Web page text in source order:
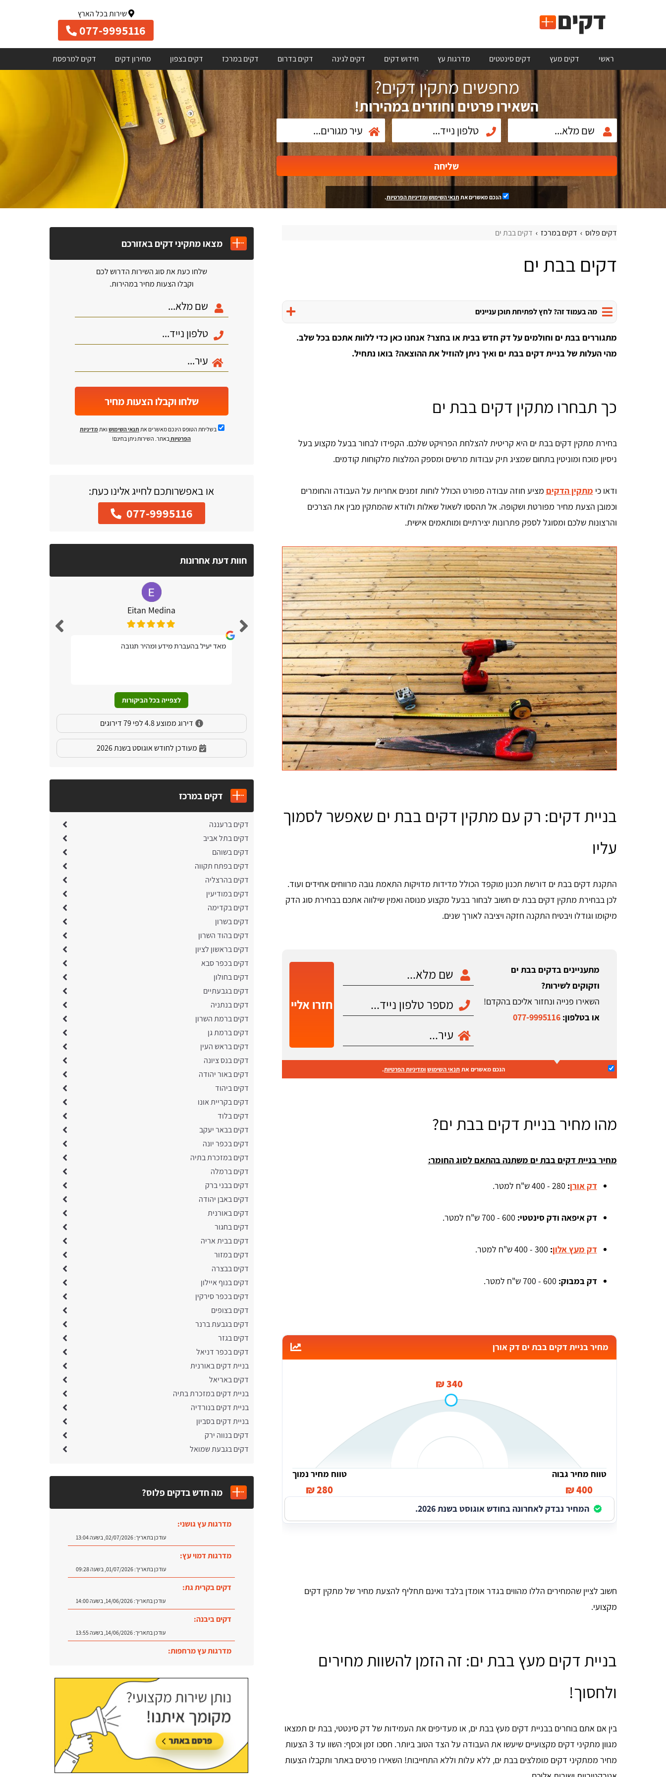
שירות בכל הארץ
077-9995116
ראשי דקים מעץ דקים סינטטים מדרגות עץ חידוש דקים דקים לגינה דקים בדרום דקים במרכז דקים בצפון מחירון דקים דקים למרפסת
מחפשים מתקין דקים?
השאירו פרטים וחוזרים במהירות!
שליחה
הנכם מאשרים את תנאי השימושומדיניות הפרטיות.
דקים פלוס דקים במרכז דקים בבת ים
דקים בבת ים
מה בעמוד זה? לחץ לפתיחת תוכן עניינים
מתגוררים בבת ים וחולמים על דק חדש בבית או בחצר? אנחנו כאן כדי ללוות אתכם בכל שלב.
מהי העלות של בניית דקים בבת ים ואיך ניתן להוזיל את ההוצאה? בואו נתחיל.
כך תבחרו מתקין דקים בבת ים
בחירת מתקין דקים בבת ים היא קריטית להצלחת הפרויקט שלכם. הקפידו לבחור בבעל מקצוע בעל
ניסיון מוכח ומוניטין בתחום שמציג תיק עבודות מרשים ומספק המלצות מלקוחות קודמים.
ודאו כי מתקין הדקים מציע חוזה עבודה מפורט הכולל לוחות זמנים אחריות על העבודה והחומרים
וכמובן הצעת מחיר מפורטת ושקופה. אל תהססו לשאול שאלות ולוודא שהמתקין מבין את הצרכים
והרצונות שלכם ומסוגל לספק פתרונות יצירתיים ומותאמים אישית.
בניית דקים: רק עם מתקין דקים בבת ים שאפשר לסמוך
עליו
התקנת דקים בבת ים דורשת תכנון מוקפד הכולל מדידות מדויקות התאמת גובה מרווחים אחידים ועוד.
לכן בבחירת מתקין דקים בבת ים חשוב לבחור בבעל מקצוע מנוסה ואמין שילווה אתכם בבחירת סוג הדק
מיקומו וגודלו ויבטיח התקנה חזקה ויציבה לאורך שנים.
מתעניינים בדקים בבת ים
וזקוקים לשירות?
השאירו פנייה ונחזור אליכם בהקדם!
או בטלפון:077-9995116
חזרו אליי
הנכם מאשרים אתתנאי השימושומדיניות הפרטיות.
מהו מחיר בניית דקים בבת ים?
מחיר בניית דקים בבת ים משתנה בהתאם לסוג החומר:
דק אורן: 280 - 400 ש"ח למטר.
דק איפאה ודק סינטטי: 600 - 700 ש"ח למטר.
דק מעץ אלון: 300 - 400 ש"ח למטר.
דק במבוק: 600 - 700 ש"ח למטר.
מחיר בניית דקים בבת ים דק אורן
340 ₪
טווח מחיר גבוה
400 ₪
טווח מחיר נמוך
280 ₪
המחיר נבדק לאחרונה בחודש אוגוסט בשנת 2026.
חשוב לציין שהמחירים הללו מהווים בגדר אומדן בלבד ואינם תחליף להצעת מחיר של מתקין דקים
מקצועי.
בניית דקים מעץ בבת ים: זה הזמן להשוות מחירים
ולחסוך!
בין אם אתם בוחרים בבניית דקים מעץ בבת ים, או מעדיפים את העמידות של דק סינטטי, בבת ים תמצאו
מגוון מתקיני דקים מקצועיים שיעשו את העבודה על הצד הטוב ביותר. חסכו זמן וכסף: השוו עד 3 הצעות
מחיר ממתקיני דקים מומלצים בבת ים, ללא עלות וללא התחייבות! השאירו פרטים באתר ותקבלו הצעות
מצאו מתקיני דקים באזורכם
שלחו כעת את סוג השירות הדרוש לכם
וקבלו הצעות מחיר במהירות.
שלחו וקבלו הצעות מחיר
בשליחת הטופס הינכם מאשרים את תנאי השימושואתמדיניות
הפרטיותבאתר. השירות ניתן בחינם!
או באפשרותכם לחייג אלינו כעת:
077-9995116
חוות דעת אחרונות
Eitan Medina
מאד יעיל בהעברת מידע ומהיר תגובה
יובל בוכריס
נגיש ברור ומסודר
Yosi Cohen
אתר נוח ברור ידידותי למשתמש
לצפייה בכל הביקורות
דירוג ממוצע 4.8 לפי 79 דירוגים
מעודכן לחודש אוגוסט בשנת 2026
דקים במרכז
דקים ברעננה
דקים בתל אביב
דקים בשוהם
דקים בפתח תקווה
דקים בהרצליה
דקים במודיעין
דקים בקדימה
דקים בשרון
דקים בהוד השרון
דקים בראשון לציון
דקים בכפר סבא
דקים בחולון
דקים בגבעתיים
דקים בנתניה
דקים ברמת השרון
דקים ברמת גן
דקים בראש העין
דקים בנס ציונה
דקים באור יהודה
דקים ביהוד
דקים בקריית אונו
דקים בלוד
דקים בבאר יעקב
דקים בכפר יונה
דקים במזכרת בתיה
דקים ברמלה
דקים בבני ברק
דקים באבן יהודה
דקים באורנית
דקים בחגור
דקים בבית אריה
דקים במזור
דקים בבצרה
דקים בנוף איילון
דקים בכפר סירקין
דקים בצופים
דקים בגבעת ברנר
דקים בגזר
דקים בכפר דניאל
בניית דקים באורנית
דקים באריאל
בניית דקים במזכרת בתיה
בניית דקים בנורדיה
בניית דקים בסביון
דקים בנווה ירק
דקים בגבעת שמואל
מה חדש בדקים פלוס?
מדרגות עץ גושני:
עודכן בתאריך:02/07/2026, בשעה 13:04
מדרגות דמוי עץ:
עודכן בתאריך:01/07/2026, בשעה 09:28
דקים בקרית גת:
עודכן בתאריך:14/06/2026, בשעה 14:00
דקים ביבנה:
עודכן בתאריך:14/06/2026, בשעה 13:55
מדרגות עץ מרחפות: